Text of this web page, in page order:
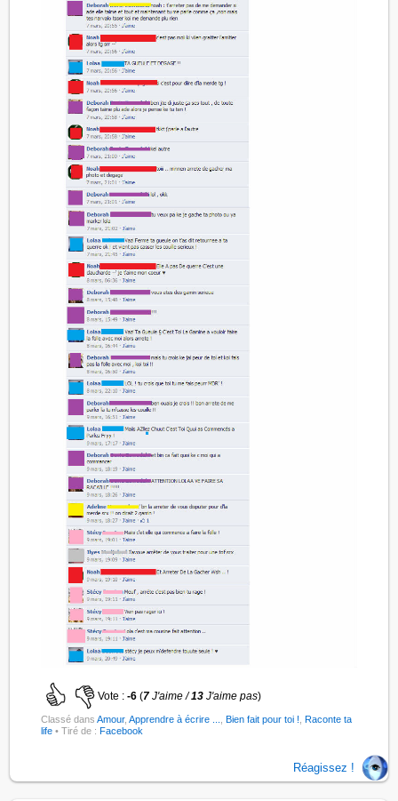
Vote :-6 (7J'aime /13 J'aime pas)
Classé dansAmour,Apprendre à écrire ... ,Bien fait pour toi ! ,Raconte ta
life • Tiré de :Facebook
Réagissez !